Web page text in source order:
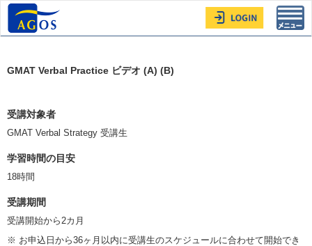
GMAT Verbal Practice ビデオ (A) (B)
受講対象者
GMAT Verbal Strategy 受講生
学習時間の目安
18時間
受講期間
受講開始から2カ月
※ お申込日から36ヶ月以内に受講生のスケジュールに合わせて開始でき